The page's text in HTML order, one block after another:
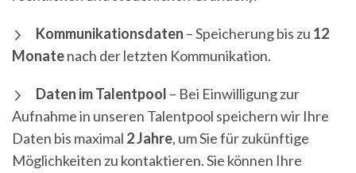
Kommunikationsdaten – Speicherung bis zu 12
Monatenach der letzten Kommunikation.
Daten im Talentpool – Bei Einwilligung zur
Aufnahme in unseren Talentpool speichern wir Ihre
Daten bis maximal 2 Jahre, um Sie für zukünftige
Möglichkeiten zu kontaktieren. Sie können Ihre